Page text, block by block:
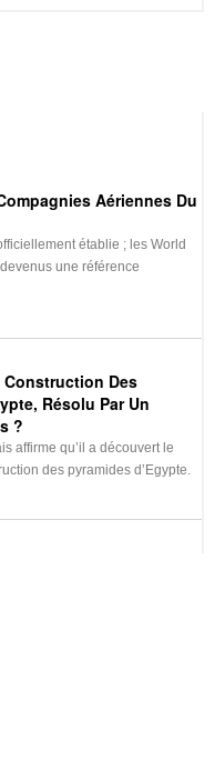
Aériennes Du
établie ; les World
une référence
Construction Des
Résolu Par Un
?
affirme qu’il a découvert le
des pyramides d’Egypte.